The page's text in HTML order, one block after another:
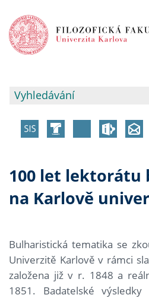
100 let lektorátu
na Karlově
Bulharistická tematika se
Univerzitě Karlově v rámci
založena již v r. 1848 a
1851. Badatelské